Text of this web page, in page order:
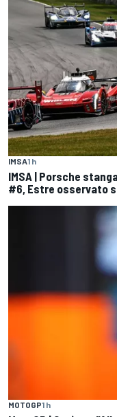
IMSA1 h
IMSA | Porsche
#6, Estre osservato
MOTOGP1 h